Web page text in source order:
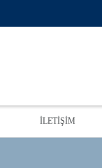
İLETİŞİM